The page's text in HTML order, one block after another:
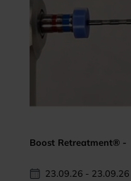
Boost Retreatment® -
23.09.26 - 23.09.26